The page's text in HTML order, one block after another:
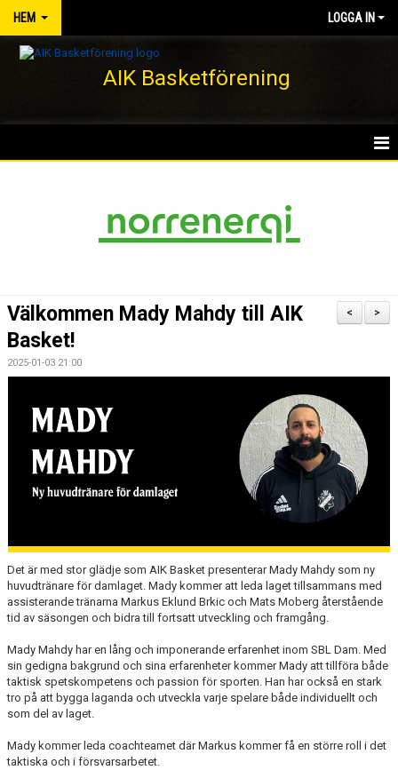
HEM LOGGA IN
AIK Basketförening
DOKUMENT
AVGIFTER
BLI MEDLEM
FRITIDSKORTET
KÖP BILJETTER
SHOP
ELITE WINTER CUP
AIK.SE
>
<
Välkommen Mady Mahdy till AIK
Basket!
2025-01-03 21:00
Det är med stor glädje som AIK Basket presenterar Mady Mahdy som ny
huvudtränare för damlaget. Mady kommer att leda laget tillsammans med
assisterande tränarna Markus Eklund Brkic och Mats Moberg återstående
tid av säsongen och bidra till fortsatt utveckling och framgång.
Mady Mahdy har en lång och imponerande erfarenhet inom SBL Dam. Med
sin gedigna bakgrund och sina erfarenheter kommer Mady att tillföra både
taktisk spetskompetens och passion för sporten. Han har också en stark
tro på att bygga laganda och utveckla varje spelare både individuellt och
som del av laget.
Mady kommer leda coachteamet där Markus kommer få en större roll i det
taktiska och i försvarsarbetet.